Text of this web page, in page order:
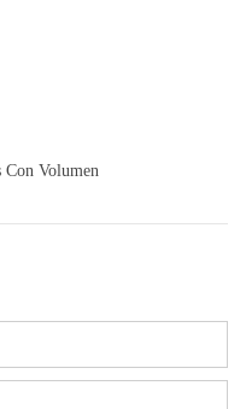
Con Volumen